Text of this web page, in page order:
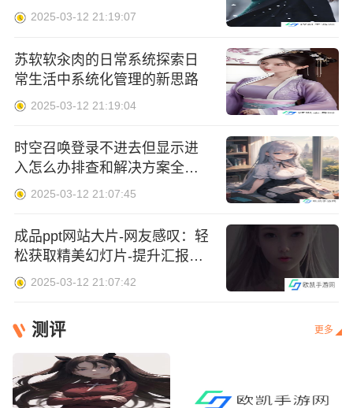
2025-03-12 21:19:07
苏软软汆肉的日常系统探索日
常生活中系统化管理的新思路
2025-03-12 21:19:04
时空召唤登录不进去但显示进
入怎么办排查和解决方案全解
析 2025-03-12 21:07:45
成品ppt网站大片-网友感叹：轻
松获取精美幻灯片-提升汇报魅
力的利器！
2025-03-12 21:07:42
测评 更多